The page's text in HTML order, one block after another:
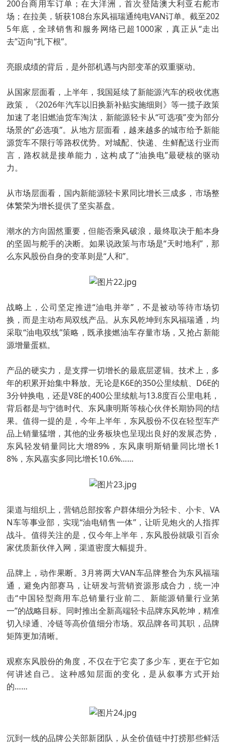
200台商用车订单；在大洋洲，首次登陆澳大利亚右舵市
场；在拉美，斩获108台东风福瑞通纯电VAN订单。截至202
5年底，全球销售和服务网络已超1000家，真正从“走出
去”迈向“扎下根”。
亮眼成绩的背后，是外部机遇与内部变革的双重驱动。
从国家层面看，上半年，我国延续了新能源汽车的税收优惠
政策，《2026年汽车以旧换新补贴实施细则》等一揽子政策
加速了老旧燃油货车淘汰，新能源轻卡从“可选项”变为部分
场景的“必选项”。从地方层面看，越来越多的城市给予新能
源货车不限行等路权优势。对城配、快递、生鲜配送行业而
言，路权就是接单能力，这构成了“油换电”最硬核的驱动
力。
从市场层面看，国内新能源轻卡累同比增长三成多，市场整
体繁荣为增长提供了坚实基盘。
潮水的方向固然重要，但能否乘风破浪，最终取决于船本身
的坚固与舵手的决断。如果说政策与市场是“天时地利”，那
么东风股份自身的变革则是“人和”。
战略上，公司坚定推进“油电并举”，不是被动等待市场切
换，而是主动布局双线产品。从东风乾坤到东风福瑞通，均
采取“油电双线”策略，既承接燃油车存量市场，又抢占新能
源增量蛋糕。
产品的硬实力，是支撑一切增长的最底层逻辑。技术上，多
年的积累开始集中释放。无论是K6E的350公里续航、D6E的
3分钟换电，还是V8E的400公里续航与13.8度百公里电耗，
背后都是与宁德时代、东风康明斯等核心伙伴长期协同的结
果。值得一提的是，今年上半年，东风股份不仅在轻型车产
品上销量猛增，其他的业务板块也呈现出良好的发展态势，
东风轻发销量同比大增89%，东风康明斯销量同比增长1
8%，东风嘉实多同比增长10.6%……
渠道与组织上，营销总部按客户群体细分为轻卡、小卡、VA
N车等事业部，实现“油电销售一体”，让听见炮火的人指挥
战斗。值得关注的是，仅今年上半年，东风股份就吸引百余
家优质新伙伴入网，渠道密度大幅提升。
品牌上，动作果断。3月将两大VAN车品牌整合为东风福瑞
通，避免内部赛马，让研发与营销资源形成合力，统一冲
击“中国轻型商用车总销量行业前二、新能源销量行业第
一”的战略目标。同时推出全新高端轻卡品牌东风乾坤，精准
切入绿通、冷链等高价值细分市场。双品牌各司其职，品牌
矩阵更加清晰。
观察东风股份的角度，不仅在于它卖了多少车，更在于它如
何讲述自己。这种感知层面的变化，是从叙事方式开始
的……
沉到一线的品牌公关部新团队，从全价值链中打捞那些鲜活